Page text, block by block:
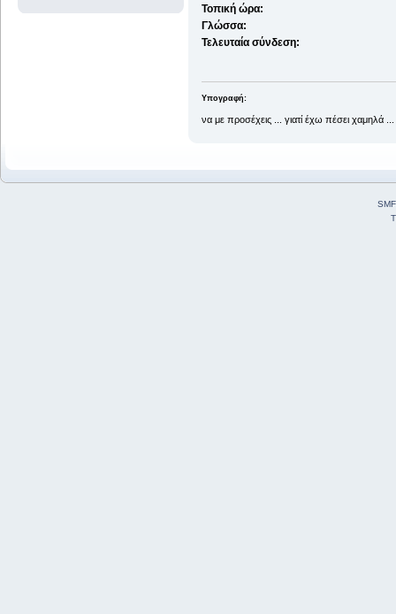
Τοπική ώρα:
Γλώσσα:
Τελευταία σύνδεση:
Υπογραφή:
να με προσέχεις ... γιατί έχω πέσει χαμηλά ...